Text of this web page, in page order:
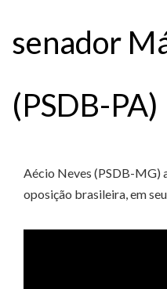
senador
(PSDB-PA)
Aécio Neves (PSDB-MG)
oposição brasileira, em